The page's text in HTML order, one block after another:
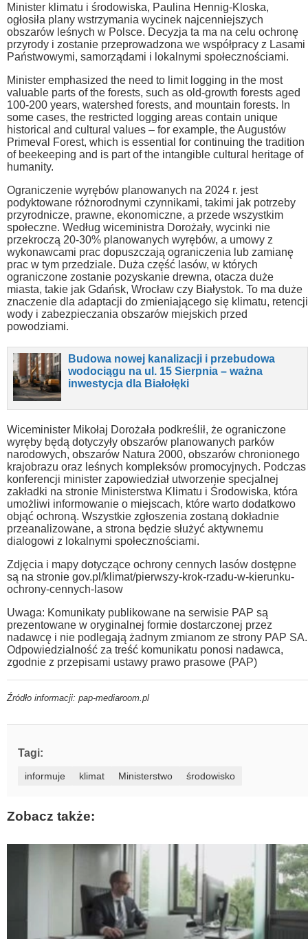
Minister klimatu i środowiska, Paulina Hennig-Kloska,
ogłosiła plany wstrzymania wycinek najcenniejszych
obszarów leśnych w Polsce. Decyzja ta ma na celu ochronę
przyrody i zostanie przeprowadzona we współpracy z Lasami
Państwowymi, samorządami i lokalnymi społecznościami.
Minister emphasized the need to limit logging in the most
valuable parts of the forests, such as old-growth forests aged
100-200 years, watershed forests, and mountain forests. In
some cases, the restricted logging areas contain unique
historical and cultural values – for example, the Augustów
Primeval Forest, which is essential for continuing the tradition
of beekeeping and is part of the intangible cultural heritage of
humanity.
Ograniczenie wyrębów planowanych na 2024 r. jest
podyktowane różnorodnymi czynnikami, takimi jak potrzeby
przyrodnicze, prawne, ekonomiczne, a przede wszystkim
społeczne. Według wiceministra Dorożały, wycinki nie
przekroczą 20-30% planowanych wyrębów, a umowy z
wykonawcami prac dopuszczają ograniczenia lub zamianę
prac w tym przedziale. Duża część lasów, w których
ograniczone zostanie pozyskanie drewna, otacza duże
miasta, takie jak Gdańsk, Wrocław czy Białystok. To ma duże
znaczenie dla adaptacji do zmieniającego się klimatu, retencji
wody i zabezpieczania obszarów miejskich przed
powodziami.
Budowa nowej kanalizacji i przebudowa
wodociągu na ul. 15 Sierpnia – ważna
inwestycja dla Białołęki
Wiceminister Mikołaj Dorożała podkreślił, że ograniczone
wyręby będą dotyczyły obszarów planowanych parków
narodowych, obszarów Natura 2000, obszarów chronionego
krajobrazu oraz leśnych kompleksów promocyjnych. Podczas
konferencji minister zapowiedział utworzenie specjalnej
zakładki na stronie Ministerstwa Klimatu i Środowiska, która
umożliwi informowanie o miejscach, które warto dodatkowo
objąć ochroną. Wszystkie zgłoszenia zostaną dokładnie
przeanalizowane, a strona będzie służyć aktywnemu
dialogowi z lokalnymi społecznościami.
Zdjęcia i mapy dotyczące ochrony cennych lasów dostępne
są na stronie gov.pl/klimat/pierwszy-krok-rzadu-w-kierunku-
ochrony-cennych-lasow
Uwaga: Komunikaty publikowane na serwisie PAP są
prezentowane w oryginalnej formie dostarczonej przez
nadawcę i nie podlegają żadnym zmianom ze strony PAP SA.
Odpowiedzialność za treść komunikatu ponosi nadawca,
zgodnie z przepisami ustawy prawo prasowe (PAP)
Źródło informacji: pap-mediaroom.pl
Tagi:
informuje klimat Ministerstwo środowisko
Zobacz także: